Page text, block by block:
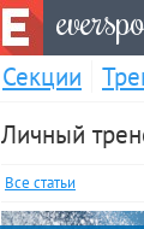
Секции
Личный
Все статьи